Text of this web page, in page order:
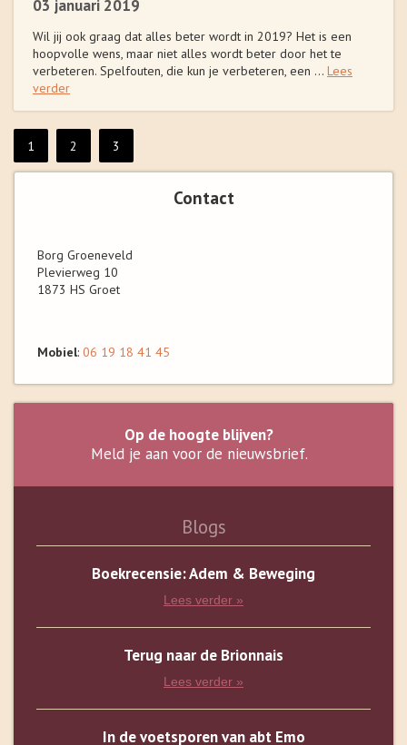
03 januari 2019
Wil jij ook graag dat alles beter wordt in 2019? Het is een
hoopvolle wens, maar niet alles wordt beter door het te
verbeteren. Spelfouten, die kun je verbeteren, een ... Lees
verder
1 2 3
Contact
Borg Groeneveld
Plevierweg 10
1873 HS Groet
Mobiel: 06 19 18 41 45
Op de hoogte blijven?
Meld je aan voor de nieuwsbrief.
Blogs
Boekrecensie: Adem & Beweging
Lees verder »
Terug naar de Brionnais
Lees verder »
In de voetsporen van abt Emo